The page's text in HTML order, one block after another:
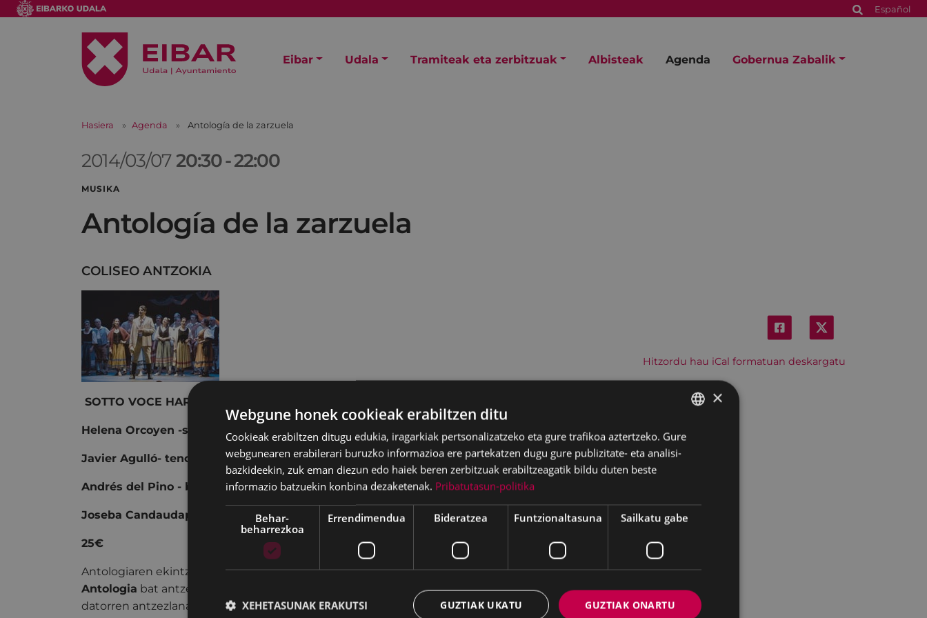
Español
Eibar Udala Tramiteak eta zerbitzuak Albisteak Agenda Gobernua Zabalik
Hasiera Agenda Antología de la zarzuela
2014/03/0720:30-22:00
MUSIKA
Antología de la zarzuela
COLISEO ANTZOKIA
Hitzordu hau iCal formatuan deskargatu
SOTTO VOCE HARIZKO ORKESTRA - SOSTOA ABESBATZA
Helena Orcoyen -sopranoa
Javier Agulló- tenorra
Andrés del Pino - baritonoa
Joseba Candaudap - pianoa
25€
Antologiaren ekintza bi egintzatan banatzen da; lehenengoan,
Antologia bat antzeztuko duten talde liriko bateko kideak
datorren antzezlana prestatzeko entsegura doaz, era berean,
BASQUE
SPANISH
×
Webgune honek cookieak erabiltzen ditu
Cookieak erabiltzen ditugu edukia, iragarkiak pertsonalizatzeko eta gure trafikoa aztertzeko. Gure
webgunearen erabilerari buruzko informazioa ere partekatzen dugu gure publizitate- eta analisi-
bazkideekin, zuk eman diezun edo haiek beren zerbitzuak erabiltzeagatik bildu duten beste
informazio batzuekin konbina dezaketenak. Pribatutasun-politika
Behar-
beharrezkoa
Errendimendua Bideratzea Funtzionaltasuna Sailkatu gabe
GUZTIAK ONARTU
GUZTIAK UKATU
XEHETASUNAK ERAKUTSI